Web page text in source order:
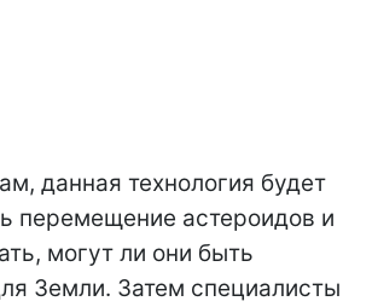
данная технология будет
перемещение астероидов и
могут ли они быть
Земли. Затем специалисты